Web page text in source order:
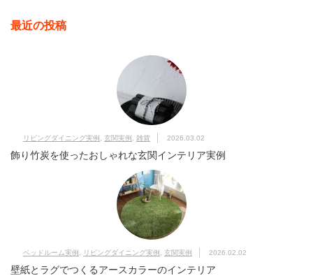
最近の投稿
リビングダイニング実例 玄関実例 雑貨 2026.03.02
飾り竹炭を使ったおしゃれな玄関インテリア実例
ベッドルーム実例 リビングダイニング実例 玄関実例 2026.02.02
壁紙とラグでつくるアースカラーのインテリア